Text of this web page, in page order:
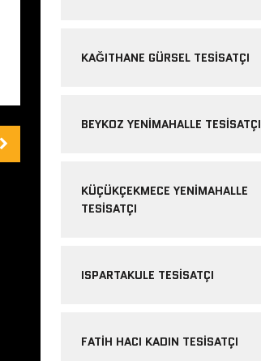
KAĞITHANE GÜRSEL TESISATÇI
BEYKOZ YENIMAHALLE TESISATÇI
KÜÇÜKÇEKMECE YENIMAHALLE
TESISATÇI
ISPARTAKULE TESISATÇI
FATIH HACI KADIN TESISATÇI